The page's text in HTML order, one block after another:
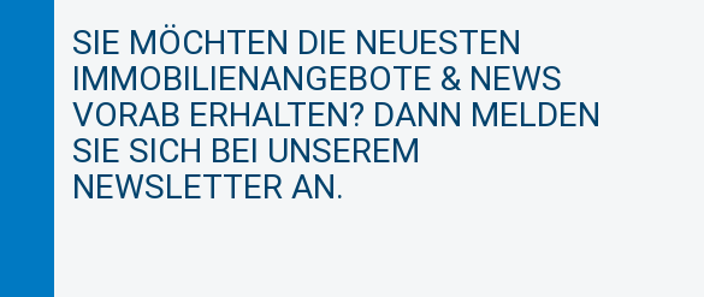
SIE MÖCHTEN DIE NEUESTEN
IMMOBILIENANGEBOTE & NEWS
VORAB ERHALTEN? DANN MELDEN
SIE SICH BEI UNSEREM
NEWSLETTER AN.